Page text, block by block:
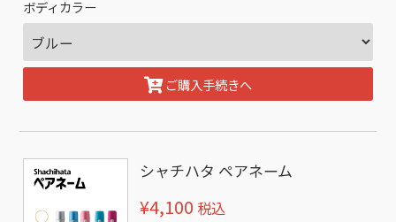
ボディカラー
ご購入手続きへ
シャチハタ ペアネーム
¥4,100 税込